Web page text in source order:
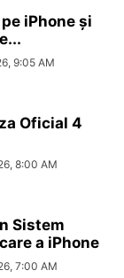
iPhone și
9:05 AM
Oficial 4
8:00 AM
Sistem
a iPhone
7:00 AM